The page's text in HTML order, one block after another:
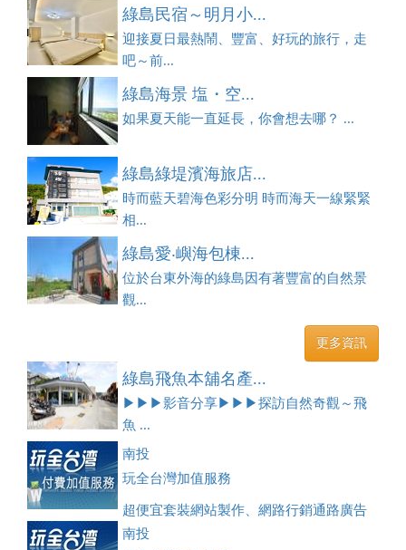
綠島民宿～明月小...
迎接夏日最熱鬧、豐富、好玩的旅行，走
吧～前...
綠島海景 塩・空...
如果夏天能一直延長，你會想去哪？ ...
綠島綠堤濱海旅店...
時而藍天碧海色彩分明 時而海天一線緊緊
相...
綠島愛‧嶼海包棟...
位於台東外海的綠島因有著豐富的自然景
觀...
更多資訊
綠島飛魚本舖名產...
▶▶▶影音分享▶▶▶探訪自然奇觀～飛
魚 ...
南投
玩全台灣加值服務
超便宜套裝網站製作、網路行銷通路廣告
刊登、訂房系統、客房委託旅行社銷售，全面優惠中....
南投